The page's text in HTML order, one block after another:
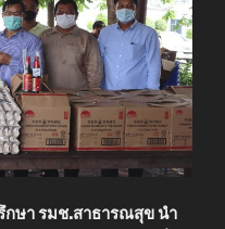
ษา รมช.สาธารณสุข นำ